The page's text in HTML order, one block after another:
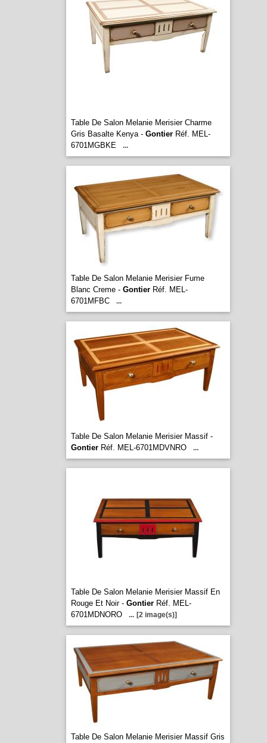
Table De Salon Melanie Merisier Charme
Gris Basalte Kenya - GontierRéf. MEL-
6701MGBKE
...
Table De Salon Melanie Merisier Fume
Blanc Creme - GontierRéf. MEL-
6701MFBC
...
Table De Salon Melanie Merisier Massif -
GontierRéf. MEL-6701MDVNRO ...
Table De Salon Melanie Merisier Massif En
Rouge Et Noir - GontierRéf. MEL-
6701MDNORO
... [2 image(s)]
Table De Salon Melanie Merisier Massif Gris